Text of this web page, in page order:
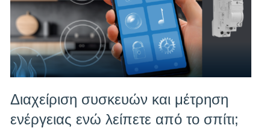
Διαχείριση συσκευών και μέτρηση
ενέργειας ενώ λείπετε από το σπίτι;